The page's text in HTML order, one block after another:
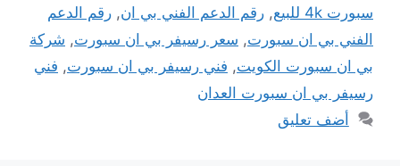
سبورت 4k للبيع
, رقم الدعم الفني بي ان, رقم الدعم
الفني بي ان سبورت, سعر رسيفر بي ان سبورت, شركة
بي ان سبورت الكويت, فني رسيفر بي ان سبورت, فني
رسيفر بي ان سبورت العدان
أضف تعليق